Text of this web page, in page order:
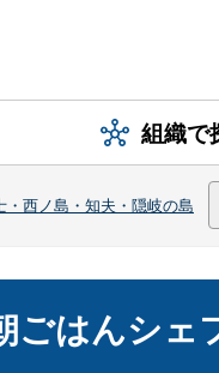
組織で
・西ノ島・知夫・隠岐の島
ごはんシェ